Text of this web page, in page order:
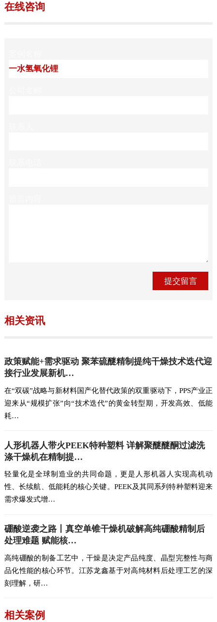
在线咨询
相关资讯
政策赋能+需求驱动 聚苯硫醚精制提纯干燥技术迭代迎
接行业发展新机…
在“双碳”战略与新材料国产化替代政策的双重驱动下，PPS产业正
迎来从“规模扩张”向“技术迭代”的黄金转型期，开发高效、低能
耗…
人形机器人带火PEEK特种塑料 详解聚醚醚酮过滤洗
涤干燥机在精制提…
轻量化是全球制造业的共同命题，更是人形机器人实现高机动
性、长续航、低能耗的核心关键。PEEK及其同系列特种塑料迎来
需求爆发式增…
硼酸逆袭之路丨真空单锥干燥机破解高纯硼酸精制后
处理难题 赋能核…
高纯硼酸的制备工艺中，干燥是决定产品纯度、晶型完整性与商
品化性能的核心环节。江苏龙鑫基于对高纯材料后处理工艺的深
刻理解，研…
相关案例